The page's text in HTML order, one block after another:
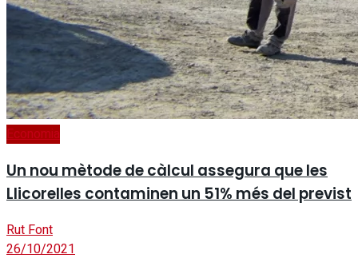
Economia
Un nou mètode de càlcul assegura que les
Llicorelles contaminen un 51% més del previst
Rut Font
26/10/2021